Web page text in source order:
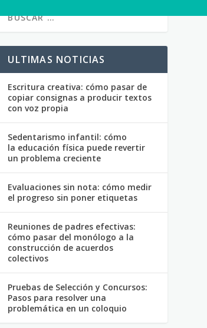
ULTIMAS NOTICIAS
Escritura creativa: cómo pasar de
copiar consignas a producir textos
con voz propia
Sedentarismo infantil: cómo
la educación física puede revertir
un problema creciente
Evaluaciones sin nota: cómo medir
el progreso sin poner etiquetas
Reuniones de padres efectivas:
cómo pasar del monólogo a la
construcción de acuerdos
colectivos
Pruebas de Selección y Concursos:
Pasos para resolver una
problemática en un coloquio